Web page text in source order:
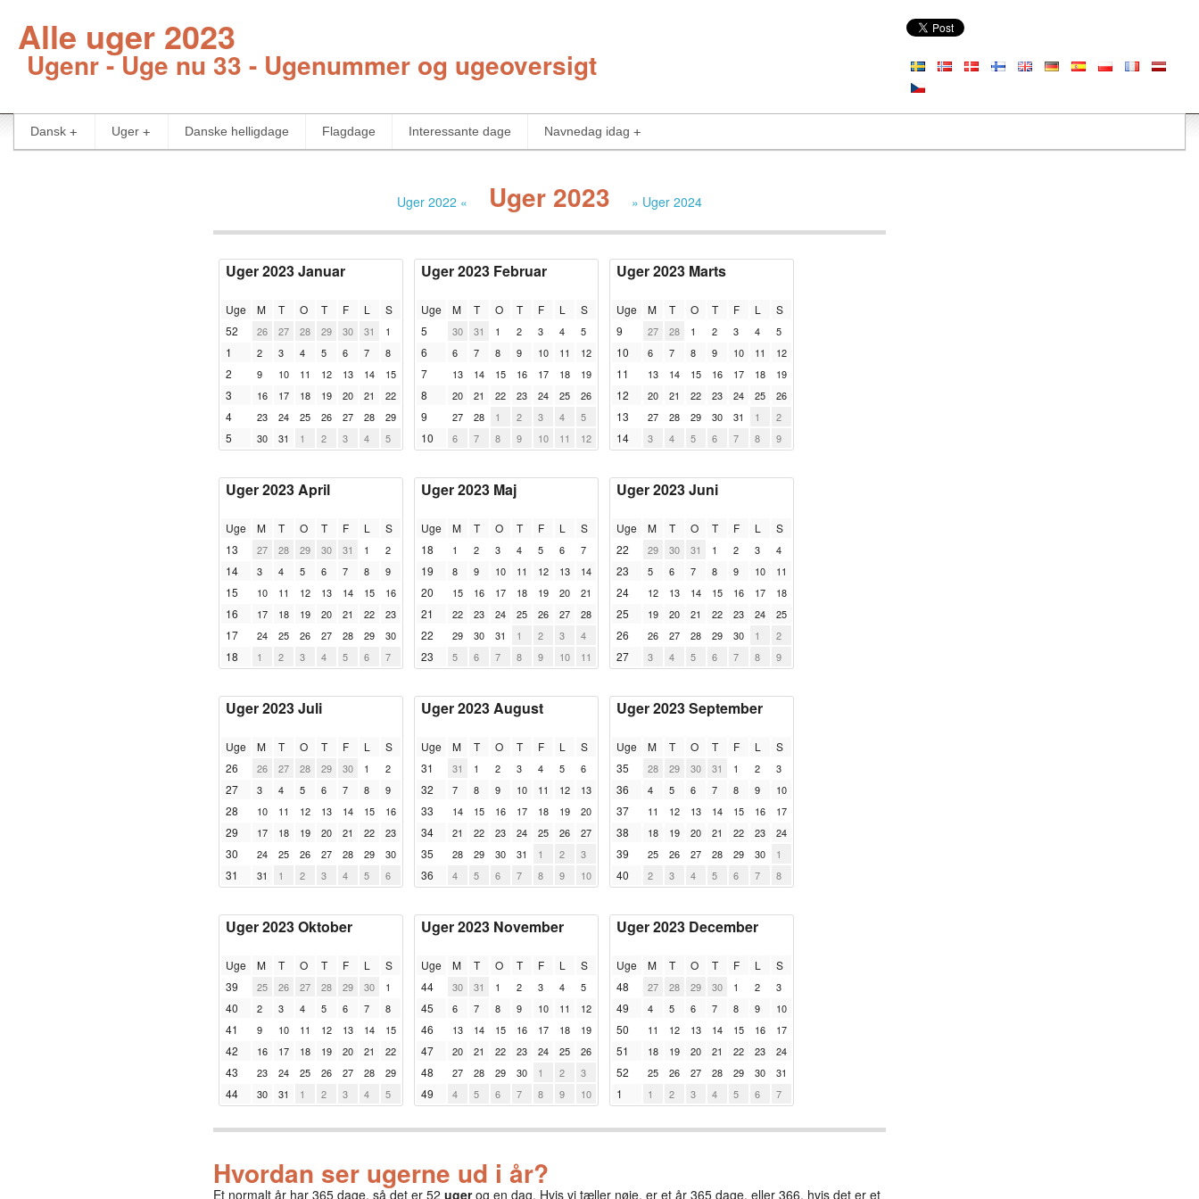
Alle uger 2023
Ugenr - Uge nu 33 - Ugenummer og ugeoversigt
Dansk Uger Danske helligdage Flagdage Interessante dage Navnedag idag
Uger 2022 « Uger 2023 » Uger 2024
Uger 2023 Januar
Uge M T O T F L
S
52
26 27 28 29 30 31 1
1 2 3 4 5 6 7 8
2 9 10 11 12 13 14 15
3 16 17 18 19 20 21 22
4 23 24 25 26 27 28 29
5 30 31 1 2 3 4 5
Uger 2023 Februar
Uge M T O T F L
S
5
30 31 1 2 3 4 5
6 6 7 8 9 10 11 12
7 13 14 15 16 17 18 19
8 20 21 22 23 24 25 26
9 27 28 1 2 3 4 5
10 6 7 8 9 10 11 12
Uger 2023 Marts
Uge M T O T F L
S
9
27 28 1 2 3 4 5
10 6 7 8 9 10 11 12
11 13 14 15 16 17 18 19
12 20 21 22 23 24 25 26
13 27 28 29 30 31 1 2
14 3 4 5 6 7 8 9
Uger 2023 April
Uge M T O T F L
S
13
27 28 29 30 31 1 2
14 3 4 5 6 7 8 9
15 10 11 12 13 14 15 16
16 17 18 19 20 21 22 23
17 24 25 26 27 28 29 30
18 1 2 3 4 5 6 7
Uger 2023 Maj
Uge M T O T F L
S
18
1 2 3 4 5 6 7
19 8 9 10 11 12 13 14
20 15 16 17 18 19 20 21
21 22 23 24 25 26 27 28
22 29 30 31 1 2 3 4
23 5 6 7 8 9 10 11
Uger 2023 Juni
Uge M T O T F L
S
22
29 30 31 1 2 3 4
23 5 6 7 8 9 10 11
24 12 13 14 15 16 17 18
25 19 20 21 22 23 24 25
26 26 27 28 29 30 1 2
27 3 4 5 6 7 8 9
Uger 2023 Juli
Uge M T O T F L
S
26
26 27 28 29 30 1 2
27 3 4 5 6 7 8 9
28 10 11 12 13 14 15 16
29 17 18 19 20 21 22 23
30 24 25 26 27 28 29 30
31 31 1 2 3 4 5 6
Uger 2023 August
Uge M T O T F L
S
31
31 1 2 3 4 5 6
32 7 8 9 10 11 12 13
33 14 15 16 17 18 19 20
34 21 22 23 24 25 26 27
35 28 29 30 31 1 2 3
36 4 5 6 7 8 9 10
Uger 2023 September
Uge M T O T F L
S
35
28 29 30 31 1 2 3
36 4 5 6 7 8 9 10
37 11 12 13 14 15 16 17
38 18 19 20 21 22 23 24
39 25 26 27 28 29 30 1
40 2 3 4 5 6 7 8
Uger 2023 Oktober
Uge M T O T F L
S
39
25 26 27 28 29 30 1
40 2 3 4 5 6 7 8
41 9 10 11 12 13 14 15
42 16 17 18 19 20 21 22
43 23 24 25 26 27 28 29
44 30 31 1 2 3 4 5
Uger 2023 November
Uge M T O T F L
S
44
30 31 1 2 3 4 5
45 6 7 8 9 10 11 12
46 13 14 15 16 17 18 19
47 20 21 22 23 24 25 26
48 27 28 29 30 1 2 3
49 4 5 6 7 8 9 10
Uger 2023 December
Uge M T O T F L
S
48
27 28 29 30 1 2 3
49 4 5 6 7 8 9 10
50 11 12 13 14 15 16 17
51 18 19 20 21 22 23 24
52 25 26 27 28 29 30 31
1 1 2 3 4 5 6 7
Hvordan ser ugerne ud i år?
Et normalt år har 365 dage, så det er 52 ugerog en dag. Hvis vi tæller nøje, er et år 365 dage, eller 366, hvis det er et